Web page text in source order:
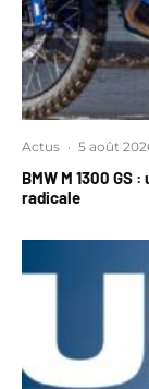
Actus · 5 août
BMW M 1300 GS
radicale